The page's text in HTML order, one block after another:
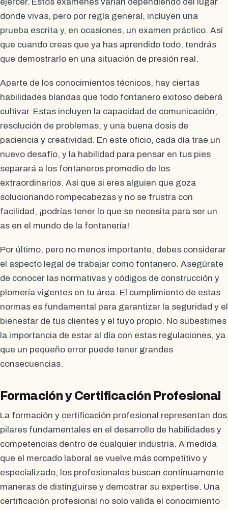
ejercer. Estos exámenes varían dependiendo del lugar
donde vivas, pero por regla general, incluyen una
prueba escrita y, en ocasiones, un examen práctico. Así
que cuando creas que ya has aprendido todo, tendrás
que demostrarlo en una situación de presión real.
Aparte de los conocimientos técnicos, hay ciertas
habilidades blandas que todo fontanero exitoso deberá
cultivar. Estas incluyen la capacidad de comunicación,
resolución de problemas, y una buena dosis de
paciencia y creatividad. En este oficio, cada día trae un
nuevo desafío, y la habilidad para pensar en tus pies
separará a los fontaneros promedio de los
extraordinarios. Así que si eres alguien que goza
solucionando rompecabezas y no se frustra con
facilidad, ¡podrías tener lo que se necesita para ser un
as en el mundo de la fontanería!
Por último, pero no menos importante, debes considerar
el aspecto legal de trabajar como fontanero. Asegúrate
de conocer las normativas y códigos de construcción y
plomería vigentes en tu área. El cumplimiento de estas
normas es fundamental para garantizar la seguridad y el
bienestar de tus clientes y el tuyo propio. No subestimes
la importancia de estar al día con estas regulaciones, ya
que un pequeño error puede tener grandes
consecuencias.
Formación y Certificación Profesional
La formación y certificación profesional representan dos
pilares fundamentales en el desarrollo de habilidades y
competencias dentro de cualquier industria. A medida
que el mercado laboral se vuelve más competitivo y
especializado, los profesionales buscan continuamente
maneras de distinguirse y demostrar su expertise. Una
certificación profesional no solo valida el conocimiento